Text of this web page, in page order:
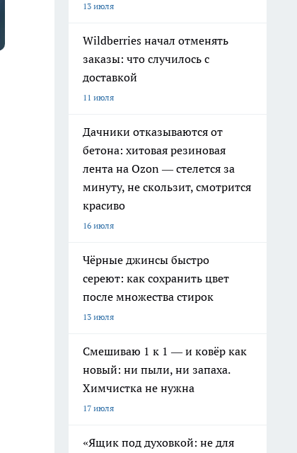
13 июля
Wildberries начал отменять
заказы: что случилось с
доставкой
11 июля
Дачники отказываются от
бетона: хитовая резиновая
лента на Ozon — стелется за
минуту, не скользит, смотрится
красиво
16 июля
Чёрные джинсы быстро
сереют: как сохранить цвет
после множества стирок
13 июля
Смешиваю 1 к 1 — и ковёр как
новый: ни пыли, ни запаха.
Химчистка не нужна
17 июля
«Ящик под духовкой: не для